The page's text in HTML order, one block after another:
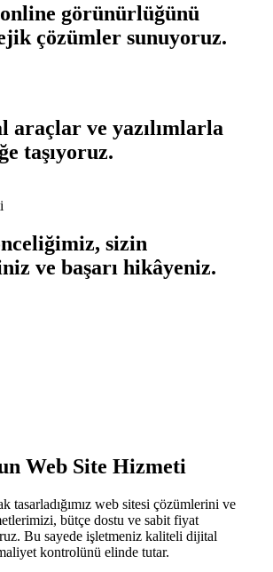
görünürlüğünü
çözümler sunuyoruz.
araçlar ve yazılımlarla
taşıyoruz.
sizin
ve başarı hikâyeniz.
Web Site Hizmeti
tasarladığımız web sitesi çözümlerini ve
bütçe dostu ve sabit fiyat
Bu sayede işletmeniz kaliteli dijital
kontrolünü elinde tutar.